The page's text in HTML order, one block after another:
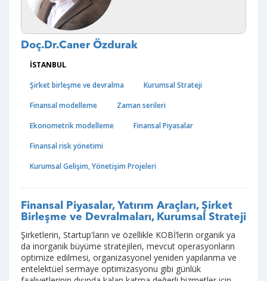
Doç.Dr.Caner Özdurak
İSTANBUL
Şirket birleşme ve devralma
Kurumsal Strateji
Finansal modelleme
Zaman serileri
Ekonometrik modelleme
Finansal Piyasalar
Finansal risk yönetimi
Kurumsal Gelişim, Yönetişim Projeleri
Finansal Piyasalar, Yatırım Araçları, Şirket
Birleşme ve Devralmaları, Kurumsal Strateji
Şirketlerin, Startup'ların ve özellikle KOBİ’lerin organik ya
da inorganik büyüme stratejileri, mevcut operasyonların
optimize edilmesi, organizasyonel yeniden yapılanma ve
entelektüel sermaye optimizasyonu gibi günlük